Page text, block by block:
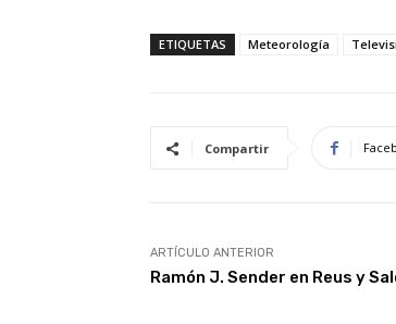
ETIQUETAS Meteorología
Compartir
ARTÍCULO ANTERIOR
Ramón J. Sender en Reus y